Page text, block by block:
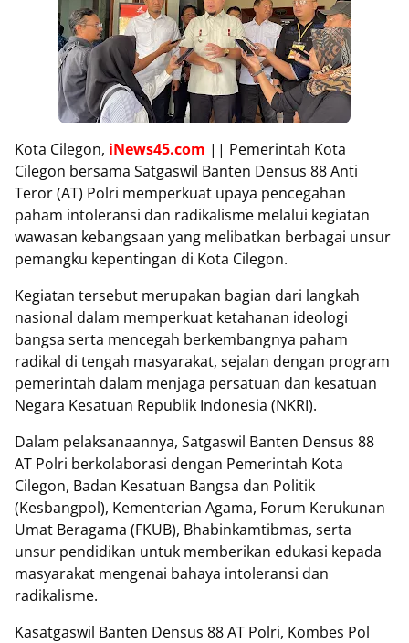
Kota Cilegon, iNews45.com || Pemerintah Kota
Cilegon bersama Satgaswil Banten Densus 88 Anti
Teror (AT) Polri memperkuat upaya pencegahan
paham intoleransi dan radikalisme melalui kegiatan
wawasan kebangsaan yang melibatkan berbagai unsur
pemangku kepentingan di Kota Cilegon.
Kegiatan tersebut merupakan bagian dari langkah
nasional dalam memperkuat ketahanan ideologi
bangsa serta mencegah berkembangnya paham
radikal di tengah masyarakat, sejalan dengan program
pemerintah dalam menjaga persatuan dan kesatuan
Negara Kesatuan Republik Indonesia (NKRI).
Dalam pelaksanaannya, Satgaswil Banten Densus 88
AT Polri berkolaborasi dengan Pemerintah Kota
Cilegon, Badan Kesatuan Bangsa dan Politik
(Kesbangpol), Kementerian Agama, Forum Kerukunan
Umat Beragama (FKUB), Bhabinkamtibmas, serta
unsur pendidikan untuk memberikan edukasi kepada
masyarakat mengenai bahaya intoleransi dan
radikalisme.
Kasatgaswil Banten Densus 88 AT Polri, Kombes Pol